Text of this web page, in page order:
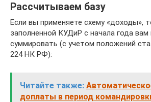
Рассчитываем базу
Если вы применяете схему «доходы»,
заполненной КУДиР с начала года
суммировать (с учетом положений
224 НК РФ):
Читайте также:
доплаты в период